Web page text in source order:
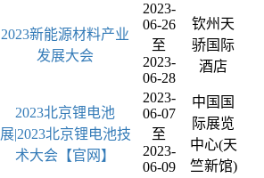
2023新能源材料产业
发展大会
2023-
06-26
至
2023-
06-28
钦州天
骄国际
酒店
2023北京锂电池
展|2023北京锂电池技
术大会【官网】
2023-
06-07
至
2023-
06-09
中国国
际展览
中心(天
竺新馆)